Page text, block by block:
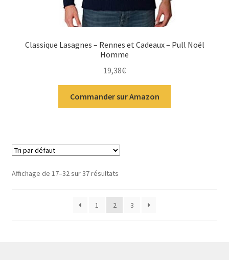
Classique Lasagnes – Rennes et Cadeaux – Pull Noël
Homme
19,38€
Commander sur Amazon
Affichage de 17–32 sur 37 résultats
1 2 3